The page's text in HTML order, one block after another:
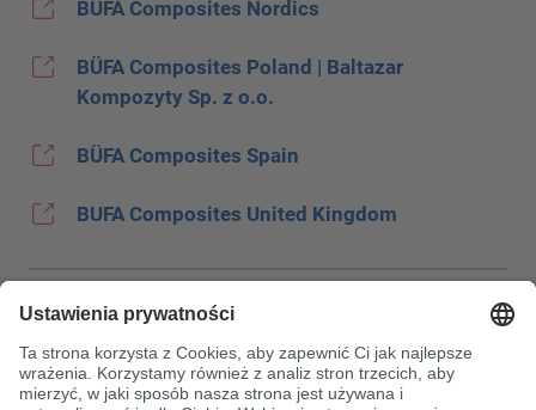
BÜFA Composites Nordics
BÜFA Composites Poland | Baltazar
Kompozyty Sp. z o.o.
BÜFA Composites Spain
BUFA Composites United Kingdom
Stopka
Ochrona danych